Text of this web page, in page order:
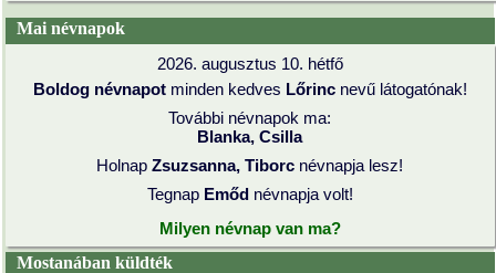
Mai névnapok
2026. augusztus 10. hétfő
Boldog névnapotminden kedves Lőrincnevű látogatónak!
További névnapok ma:
Blanka, Csilla
HolnapZsuzsanna, Tiborc névnapja lesz!
Tegnap Emődnévnapja volt!
Milyen névnap van ma?
Mostanában küldték